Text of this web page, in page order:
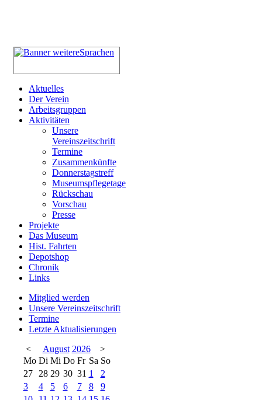
Aktuelles
Der Verein
Arbeitsgruppen
Aktivitäten
Unsere
Vereinszeitschrift
Termine
Zusammenkünfte
Donnerstagstreff
Museumspflegetage
Rückschau
Vorschau
Presse
Projekte
Das Museum
Hist. Fahrten
Depotshop
Chronik
Links
Mitglied werden
Unsere Vereinszeitschrift
Termine
Letzte Aktualisierungen
<
August 2026
>
Mo Di Mi Do Fr Sa So
27
28 29 30 31 1
2
3
4 5 6 7 8
9